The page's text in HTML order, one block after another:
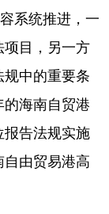
系统推进，一
目，另一方
中的重要条
海南自贸港
告法规实施
由贸易港高